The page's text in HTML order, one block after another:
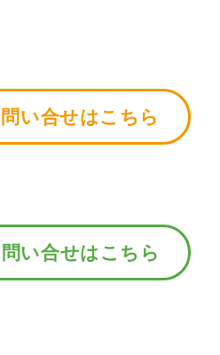
い合せはこちら
い合せはこちら